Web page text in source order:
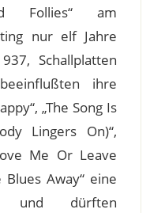
Follies“ am
nur elf Jahre
Schallplatten
ihre
„The Song Is
Lingers On)“,
Me Or Leave
Blues Away“ eine
und dürften